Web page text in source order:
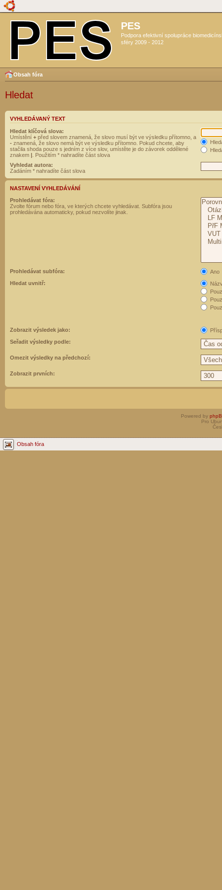
PES
Podpora efektivní spolupráce
sféry 2009 - 2012
Obsah fóra
Hledat
VYHLEDÁVANÝ TEXT
Hledat klíčová slova:
Umístění + před slovem znamená, že slovo musí být ve výsledku přítomno, a
- znamená, že slovo nemá být ve výsledku přítomno. Pokud chcete, aby
stačila shoda pouze s jedním z více slov, umístěte je do závorek oddělené
znakem | . Použitím * nahradíte část slova
Vyhledat autora:
Zadáním * nahradíte část slova
NASTAVENÍ VYHLEDÁVÁNÍ
Prohledávat fóra:
Zvolte fórum nebo fóra, ve kterých chcete vyhledávat. Subfóra jsou
prohledávána automaticky, pokud nezvolíte jinak.
Prohledávat subfóra:
Ano
Hledat uvnitř:
Zobrazit výsledek jako:
Seřadit výsledky podle:
Omezit výsledky na předchozí:
Zobrazit prvních:
Powered by
Pro
Obsah fóra